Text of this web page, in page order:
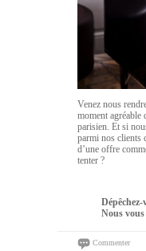
Venez nous
moment agréable
parisien. Et si
parmi nos clients
d’une offre
tenter ?
Nous
Commenter